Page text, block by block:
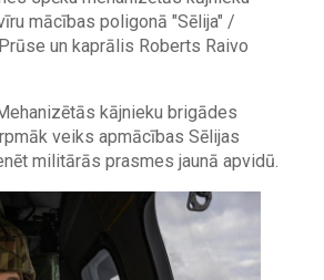
mācības poligonā "Sēlija" /
un kaprālis Roberts Raivo
kājnieku brigādes
veiks apmācības Sēlijas
militārās prasmes jaunā apvidū.